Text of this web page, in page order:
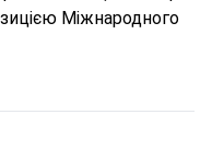
Міжнародного